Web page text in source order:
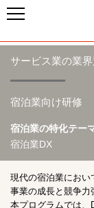
サービス業の業
宿泊業向け研修
宿泊業の特化テー
宿泊業DX
現代の宿泊業におい
事業の成長と競争力
本プログラムでは、